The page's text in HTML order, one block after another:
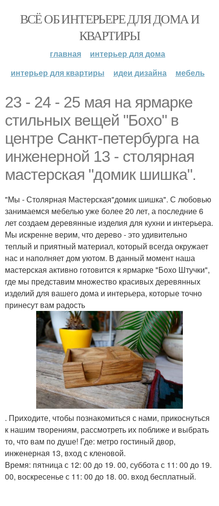
ВСЁ ОБ ИНТЕРЬЕРЕ ДЛЯ ДОМА И
КВАРТИРЫ
главная
интерьер для дома
интерьер для квартиры
идеи дизайна мебель
23 - 24 - 25 мая на ярмарке
стильных вещей "Бохо" в
центре Санкт-петербурга на
инженерной 13 - столярная
мастерская "домик шишка".
"Мы - Столярная Мастерская"домик шишка". С любовью
занимаемся мебелью уже более 20 лет, а последние 6
лет создаем деревянные изделия для кухни и интерьера.
Мы искренне верим, что дерево - это удивительно
теплый и приятный материал, который всегда окружает
нас и наполняет дом уютом. В данный момент наша
мастерская активно готовится к ярмарке "Бохо Штучки",
где мы представим множество красивых деревянных
изделий для вашего дома и интерьера, которые точно
принесут вам радость
. Приходите, чтобы познакомиться с нами, прикоснуться
к нашим творениям, рассмотреть их поближе и выбрать
то, что вам по душе! Где: метро гостиный двор,
инженерная 13, вход с кленовой.
Время: пятница с 12: 00 до 19. 00, суббота с 11: 00 до 19.
00, воскресенье с 11: 00 до 18. 00. вход бесплатный.